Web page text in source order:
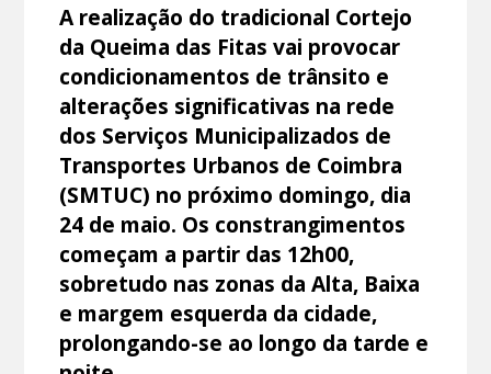
A realização do tradicional Cortejo
da Queima das Fitas vai provocar
condicionamentos de trânsito e
alterações significativas na rede
dos Serviços Municipalizados de
Transportes Urbanos de Coimbra
(SMTUC) no próximo domingo, dia
24 de maio. Os constrangimentos
começam a partir das 12h00,
sobretudo nas zonas da Alta, Baixa
e margem esquerda da cidade,
prolongando-se ao longo da tarde e